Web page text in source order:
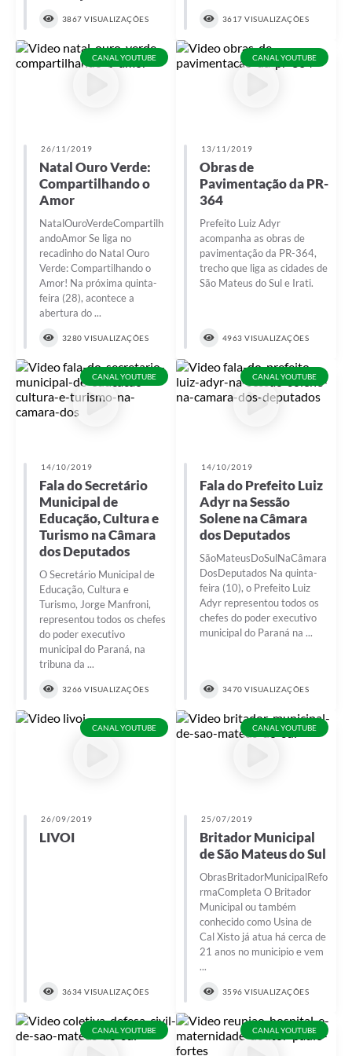
Solicitação de Remoção 2025/2026: Instituições Escolares
Chamamento Público para Artistas Locais
Previdência Complementar
Cadastro para Castração
Feriados Municipais
Imprensa
Telefones Postos de Saúde
Plantão das Funerárias
Recebimento de Recursos
Serviço de Informação ao Cidadão
Audiências Públicas
Iluminação Pública
Arquivos para Download
Carta de Serviços
Galeria de Vídeos
Projetos
Legislação
Logo Prefeitura de São Mateus do Sul
Notícias
Briefing de Ações, Divulgações e Eventos
Solicitação de Remoção: Instituições Escolares
3867 VISUALIZAÇÕES 3617 VISUALIZAÇÕES
CANAL YOUTUBE
26/11/2019
Natal Ouro Verde:
Compartilhando o
Amor
NatalOuroVerdeCompartilh
andoAmor Se liga no
recadinho do Natal Ouro
Verde: Compartilhando o
Amor! Na próxima quinta-
feira (28), acontece a
abertura do ...
3280 VISUALIZAÇÕES
CANAL YOUTUBE
13/11/2019
Obras de
Pavimentação da PR-
364
Prefeito Luiz Adyr
acompanha as obras de
pavimentação da PR-364,
trecho que liga as cidades de
São Mateus do Sul e Irati.
4963 VISUALIZAÇÕES
CANAL YOUTUBE
14/10/2019
Fala do Secretário
Municipal de
Educação, Cultura e
Turismo na Câmara
dos Deputados
O Secretário Municipal de
Educação, Cultura e
Turismo, Jorge Manfroni,
representou todos os chefes
do poder executivo
municipal do Paraná, na
tribuna da ...
3266 VISUALIZAÇÕES
CANAL YOUTUBE
14/10/2019
Fala do Prefeito Luiz
Adyr na Sessão
Solene na Câmara
dos Deputados
SãoMateusDoSulNaCâmara
DosDeputados Na quinta-
feira (10), o Prefeito Luiz
Adyr representou todos os
chefes do poder executivo
municipal do Paraná na ...
3470 VISUALIZAÇÕES
CANAL YOUTUBE
26/09/2019
LIVOI
3634 VISUALIZAÇÕES
CANAL YOUTUBE
25/07/2019
Britador Municipal
de São Mateus do Sul
ObrasBritadorMunicipalRefo
rmaCompleta O Britador
Municipal ou também
conhecido como Usina de
Cal Xisto já atua há cerca de
21 anos no municipio e vem
...
3596 VISUALIZAÇÕES
CANAL YOUTUBE CANAL YOUTUBE